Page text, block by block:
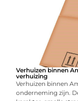
Verhuizen binnen
verhuizing
Verhuizen binnen
onderneming zijn.